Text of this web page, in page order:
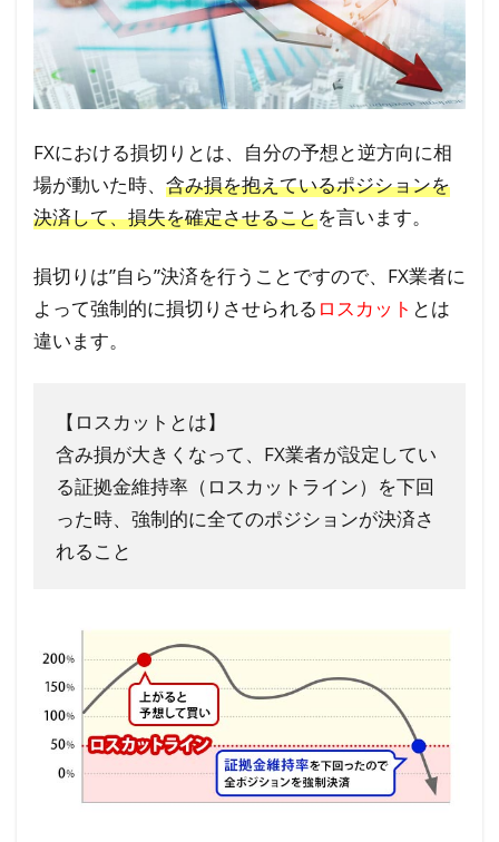
と
2
で
FX
をす
る場
損切
りは
とて
2.1
「コ
ツコ
ツド
ぐた
めに
損切
りが
ある
FXにおける損切りとは、自分の予想と逆方向に相
場が動いた時、 含み損を抱えているポジションを
決済して、損失を確定させることを言います。
損切りは”自ら”決済を行うことですので、FX業者に
よって強制的に損切りさせられる ロスカット とは
違います。
【ロスカットとは】
含み損が大きくなって、FX業者が設定してい
る証拠金維持率（ロスカットライン）を下回
った時、強制的に全てのポジションが決済さ
れること